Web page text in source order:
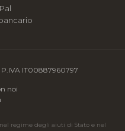
IT00887960797
noi
regime degli aiuti di Stato e nel